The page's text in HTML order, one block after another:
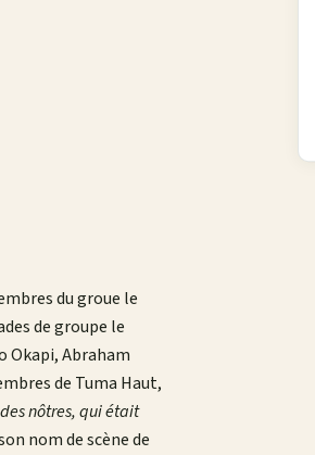
du groue le
de groupe le
Okapi, Abraham
de Tuma Haut,
nôtres, qui était
nom de scène de